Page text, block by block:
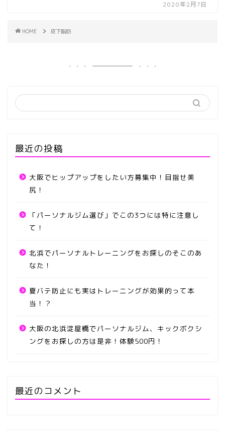
2020年2月7日
HOME 皮下脂肪
最近の投稿
大阪でヒップアップをしたい方募集中！目指せ美
尻！
「パーソナルジム選び」でこの3つには特に注意し
て！
北浜でパーソナルトレーニングをお探しのそこのあ
なた！
夏バテ防止にも実はトレーニングが効果的って本
当！？
大阪の北浜淀屋橋でパーソナルジム、キックボクシ
ングをお探しの方は是非！体験500円！
最近のコメント